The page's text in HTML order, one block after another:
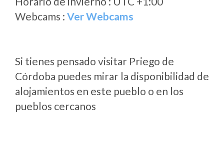
Webcams : Ver Webcams
Si tienes pensado visitar Priego de
Córdoba puedes mirar la disponibilidad de
alojamientos en este pueblo o en los
pueblos cercanos